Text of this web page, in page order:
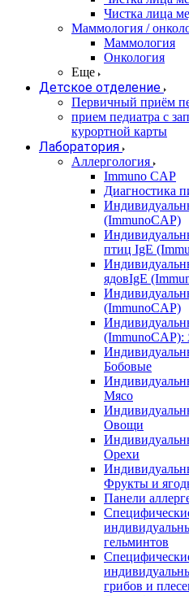
Чистка лица
Маммология /
Маммология
Онкология
Еще
Детское отделение
Первичный приём
прием педиатра с
курортной карты
Лаборатория
Аллергология
Immuno CAP
Диагностика
(ImmunoCAP)
птиц IgE
ядовIgE
(ImmunoCAP)
Бобовые
Мясо
Овощи
Орехи
Фрукты и
Панели
гельминтов
грибов и